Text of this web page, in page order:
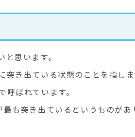
思います。
き出ている状態のことを指しま
ばれています。
も突き出ているというものがあ